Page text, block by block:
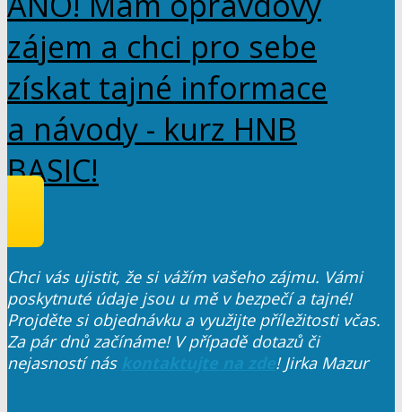
zájem a chci pro sebe
získat tajné informace
a návody - kurz HNB
BASIC!
Chci vás ujistit, že si vážím vašeho zájmu. Vámi
poskytnuté údaje jsou u mě v bezpečí a tajné!
Projděte si objednávku a využijte příležitosti včas.
Za pár dnů začínáme! V případě dotazů či
nejasností nás
! Jirka Mazur